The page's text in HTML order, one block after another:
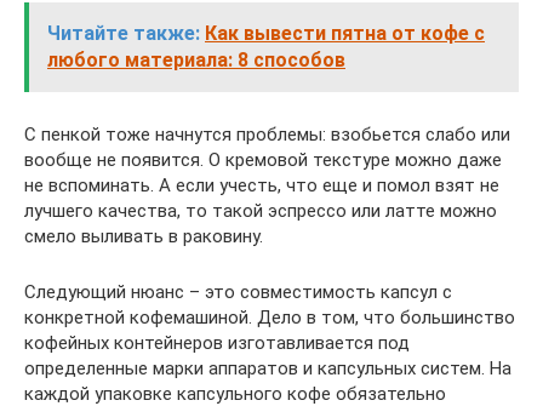
Читайте также: Как вывести пятна от кофе с
любого материала: 8 способов
С пенкой тоже начнутся проблемы: взобьется слабо или
вообще не появится. О кремовой текстуре можно даже
не вспоминать. А если учесть, что еще и помол взят не
лучшего качества, то такой эспрессо или латте можно
смело выливать в раковину.
Следующий нюанс – это совместимость капсул с
конкретной кофемашиной. Дело в том, что большинство
кофейных контейнеров изготавливается под
определенные марки аппаратов и капсульных систем. На
каждой упаковке капсульного кофе обязательно